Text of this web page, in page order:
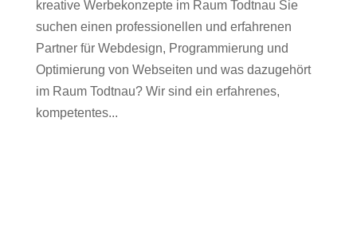
kreative Werbekonzepte im Raum Todtnau Sie
suchen einen professionellen und erfahrenen
Partner für Webdesign, Programmierung und
Optimierung von Webseiten und was dazugehört
im Raum Todtnau? Wir sind ein erfahrenes,
kompetentes...